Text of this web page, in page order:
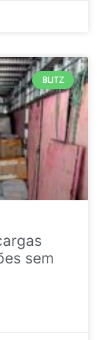
BLITZ
sem